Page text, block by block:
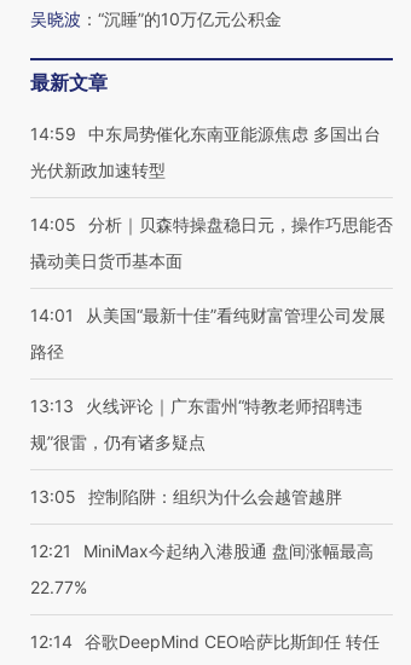
飞行员跨国走私7万
摇头丸 尿检体内含3种
｜全球最热百城独占
个 印度如何熬过48°C
38岁梅西上演帽子戏法
视线｜
吴晓波 ： “沉睡”的10万亿元公积金
最新文章
14:59
中东局势催化东南亚能源焦虑 多国出台
光伏新政加速转型
14:05
分析｜贝森特操盘稳日元，操作巧思能否
撬动美日货币基本面
14:01
从美国“最新十佳”看纯财富管理公司发展
路径
13:13
火线评论｜广东雷州“特教老师招聘违
规”很雷，仍有诸多疑点
13:05 控制陷阱：组织为什么会越管越胖
12:21
MiniMax今起纳入港股通 盘间涨幅最高
22.77%
12:14 谷歌DeepMind CEO哈萨比斯卸任 转任